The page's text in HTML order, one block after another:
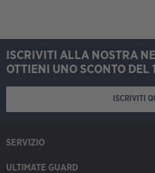
ISCRIVITI ALLA NOSTRA
OTTIENI UNO SCONTO DEL
ISCRIVITI
SERVIZIO
ULTIMATE GUARD